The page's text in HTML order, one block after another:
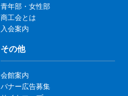
青年部・女性部
商工会とは
入会案内
その他
会館案内
バナー広告募集